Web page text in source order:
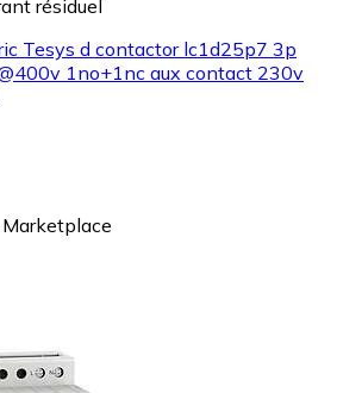
résiduel
Tesys d contactor lc1d25p7 3p
1no+1nc aux contact 230v